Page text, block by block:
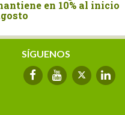
ganará lote por
especialista ante
SÍGUENOS